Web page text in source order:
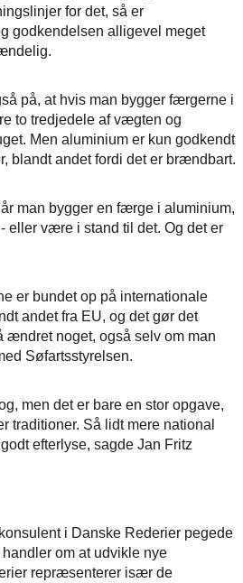
for det, så er
godkendelsen alligevel meget
på, at hvis man bygger færgerne i
to tredjedele af vægten og
Men aluminium er kun godkendt
blandt andet fordi det er brændbart.
man bygger en færge i aluminium,
eller være i stand til det. Og det er
er bundet op på internationale
andet fra EU, og det gør det
ændret noget, også selv om man
Søfartsstyrelsen.
men det er bare en stor opgave,
traditioner. Så lidt mere national
efterlyse, sagde Jan Fritz
i Danske Rederier pegede
om at udvikle nye
repræsenterer især de